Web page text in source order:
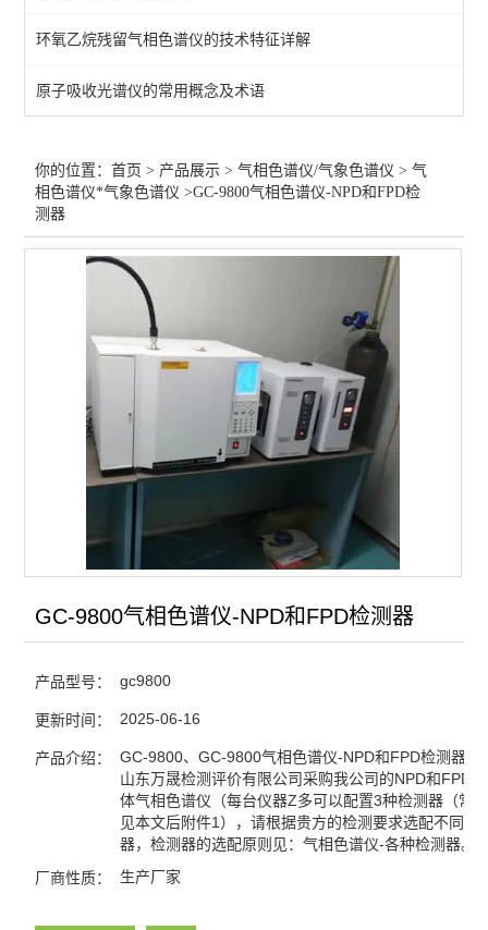
白酒气相色谱仪
化工石油/密封胶合色谱仪
大气/室内空气气相色谱仪
热裂解/热解析/脱附仪
农药/溶剂残留气相色谱仪
天然气/煤矿气体气相色谱
氢气发生器-空气发生器
环氧乙烷残留气相色谱仪的技术特征详解
原子吸收光谱仪的常用概念及术语
你的位置：首页 > 产品展示 >气相色谱仪/气象色谱仪 >气
相色谱仪*气象色谱仪 >GC-9800气相色谱仪-NPD和FPD检
测器
GC-9800气相色谱仪-NPD和FPD检测器
产品型号： gc9800
更新时间： 2025-06-16
产品介绍：
GC-9800、GC-9800气相色谱仪-NPD和FPD检测器，
山东万晟检测评价有限公司采购我公司的NPD和FPD
体气相色谱仪（每台仪器Z多可以配置3种检测器（常
见本文后附件1），请根据贵方的检测要求选配不同的
器，检测器的选配原则见：气相色谱仪-各种检测器。
厂商性质： 生产厂家